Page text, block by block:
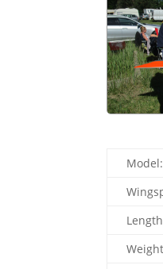
Model: